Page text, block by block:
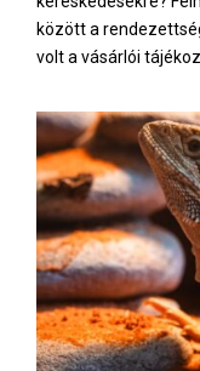
között a
volt a vásárlói